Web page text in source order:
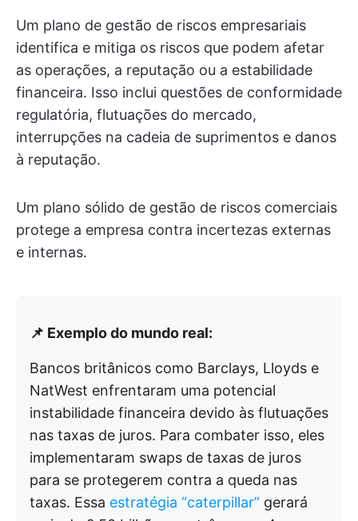
Um plano de gestão de riscos empresariais
identifica e mitiga os riscos que podem afetar
as operações, a reputação ou a estabilidade
financeira. Isso inclui questões de conformidade
regulatória, flutuações do mercado,
interrupções na cadeia de suprimentos e danos
à reputação.
Um plano sólido de gestão de riscos comerciais
protege a empresa contra incertezas externas
e internas.
📌 Exemplo do mundo real:
Bancos britânicos como Barclays, Lloyds e
NatWest enfrentaram uma potencial
instabilidade financeira devido às flutuações
nas taxas de juros. Para combater isso, eles
implementaram swaps de taxas de juros
para se protegerem contra a queda nas
taxas. Essa estratégia “caterpillar” gerará